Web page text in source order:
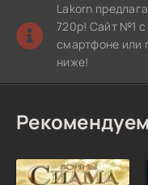
Lakorn
720p! Сайт №1 с
смартфоне или
ниже!